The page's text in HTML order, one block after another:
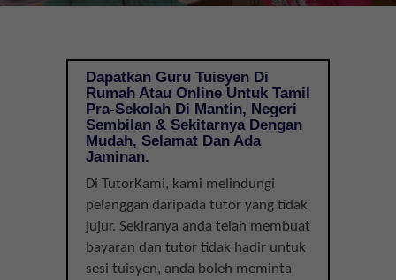
Dapatkan Guru Tuisyen Di
Rumah Atau Online Untuk Tamil
Pra-Sekolah Di Mantin, Negeri
Sembilan & Sekitarnya Dengan
Mudah, Selamat Dan Ada
Jaminan.
Di TutorKami, kami melindungi
pelanggan daripada tutor yang tidak
jujur. Sekiranya anda telah membuat
bayaran dan tutor tidak hadir untuk
sesi tuisyen, anda boleh meminta